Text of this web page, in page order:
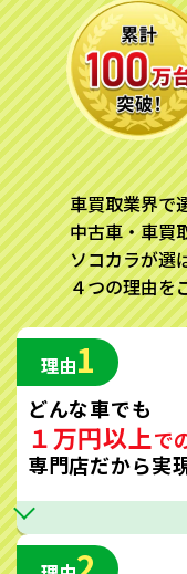
車買取業界で
中古車・車買
ソコカラが選
４つの理由を
理由1
どんな車でも
１万円以上で
専門店だから実